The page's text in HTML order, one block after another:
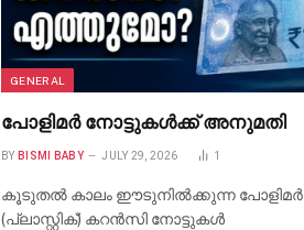
GENERAL
പോളിമർ നോട്ടുകൾക്ക് അനുമതി
BY BISMI BABY JULY 29, 2026 1
കൂടുതൽ കാലം ഈടുനിൽക്കുന്ന പോളിമർ
(പ്ലാസ്റ്റിക്) കറൻസി നോട്ടുകൾ